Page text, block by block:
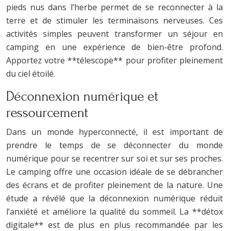
pieds nus dans l’herbe permet de se reconnecter à la
terre et de stimuler les terminaisons nerveuses. Ces
activités simples peuvent transformer un séjour en
camping en une expérience de bien-être profond.
Apportez votre **télescope** pour profiter pleinement
du ciel étoilé.
Déconnexion numérique et
ressourcement
Dans un monde hyperconnecté, il est important de
prendre le temps de se déconnecter du monde
numérique pour se recentrer sur soi et sur ses proches.
Le camping offre une occasion idéale de se débrancher
des écrans et de profiter pleinement de la nature. Une
étude a révélé que la déconnexion numérique réduit
l’anxiété et améliore la qualité du sommeil. La **détox
digitale** est de plus en plus recommandée par les